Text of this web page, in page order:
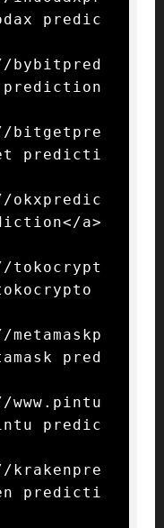
predic
bybitpred
bitgetpre
predicti
okxpredic
a>
tokocrypt
pred
predic
krakenpre
predicti